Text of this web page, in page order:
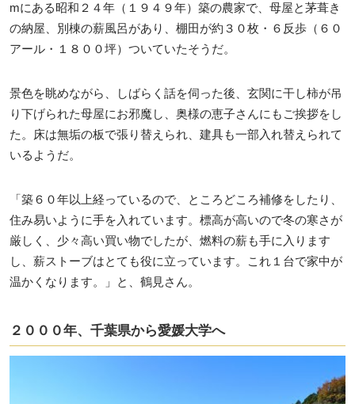
mにある昭和２４年（１９４９年）築の農家で、母屋と茅葺き
の納屋、別棟の薪風呂があり、棚田が約３０枚・６反歩（６０
アール・１８００坪）ついていたそうだ。
景色を眺めながら、しばらく話を伺った後、玄関に干し柿が吊
り下げられた母屋にお邪魔し、奥様の恵子さんにもご挨拶をし
た。床は無垢の板で張り替えられ、建具も一部入れ替えられて
いるようだ。
「築６０年以上経っているので、ところどころ補修をしたり、
住み易いように手を入れています。標高が高いので冬の寒さが
厳しく、少々高い買い物でしたが、燃料の薪も手に入ります
し、薪ストーブはとても役に立っています。これ１台で家中が
温かくなります。」と、鶴見さん。
２０００年、千葉県から愛媛大学へ